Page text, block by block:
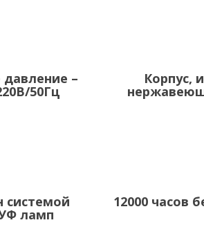
–
50Гц
Корпус,
системой
ламп
12000 часов